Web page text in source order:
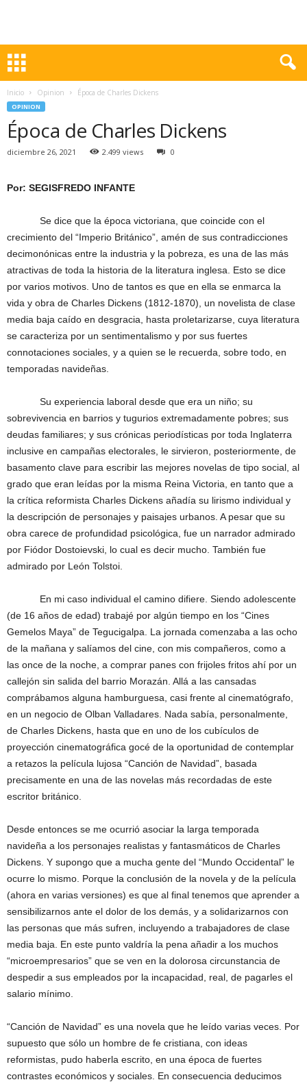
Inicio Opinion Época de Charles Dickens
OPINION
Época de Charles Dickens
diciembre 26, 2021 2.499 views 0
Por: SEGISFREDO INFANTE
Se dice que la época victoriana, que coincide con el
crecimiento del “Imperio Británico”, amén de sus contradicciones
decimonónicas entre la industria y la pobreza, es una de las más
atractivas de toda la historia de la literatura inglesa. Esto se dice
por varios motivos. Uno de tantos es que en ella se enmarca la
vida y obra de Charles Dickens (1812-1870), un novelista de clase
media baja caído en desgracia, hasta proletarizarse, cuya literatura
se caracteriza por un sentimentalismo y por sus fuertes
connotaciones sociales, y a quien se le recuerda, sobre todo, en
temporadas navideñas.
Su experiencia laboral desde que era un niño; su
sobrevivencia en barrios y tugurios extremadamente pobres; sus
deudas familiares; y sus crónicas periodísticas por toda Inglaterra
inclusive en campañas electorales, le sirvieron, posteriormente, de
basamento clave para escribir las mejores novelas de tipo social, al
grado que eran leídas por la misma Reina Victoria, en tanto que a
la crítica reformista Charles Dickens añadía su lirismo individual y
la descripción de personajes y paisajes urbanos. A pesar que su
obra carece de profundidad psicológica, fue un narrador admirado
por Fiódor Dostoievski, lo cual es decir mucho. También fue
admirado por León Tolstoi.
En mi caso individual el camino difiere. Siendo adolescente
(de 16 años de edad) trabajé por algún tiempo en los “Cines
Gemelos Maya” de Tegucigalpa. La jornada comenzaba a las ocho
de la mañana y salíamos del cine, con mis compañeros, como a
las once de la noche, a comprar panes con frijoles fritos ahí por un
callejón sin salida del barrio Morazán. Allá a las cansadas
comprábamos alguna hamburguesa, casi frente al cinematógrafo,
en un negocio de Olban Valladares. Nada sabía, personalmente,
de Charles Dickens, hasta que en uno de los cubículos de
proyección cinematográfica gocé de la oportunidad de contemplar
a retazos la película lujosa “Canción de Navidad”, basada
precisamente en una de las novelas más recordadas de este
escritor británico.
Desde entonces se me ocurrió asociar la larga temporada
navideña a los personajes realistas y fantasmáticos de Charles
Dickens. Y supongo que a mucha gente del “Mundo Occidental” le
ocurre lo mismo. Porque la conclusión de la novela y de la película
(ahora en varias versiones) es que al final tenemos que aprender a
sensibilizarnos ante el dolor de los demás, y a solidarizarnos con
las personas que más sufren, incluyendo a trabajadores de clase
media baja. En este punto valdría la pena añadir a los muchos
“microempresarios” que se ven en la dolorosa circunstancia de
despedir a sus empleados por la incapacidad, real, de pagarles el
salario mínimo.
“Canción de Navidad” es una novela que he leído varias veces. Por
supuesto que sólo un hombre de fe cristiana, con ideas
reformistas, pudo haberla escrito, en una época de fuertes
contrastes económicos y sociales. En consecuencia deducimos